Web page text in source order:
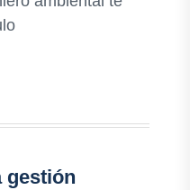
gestión